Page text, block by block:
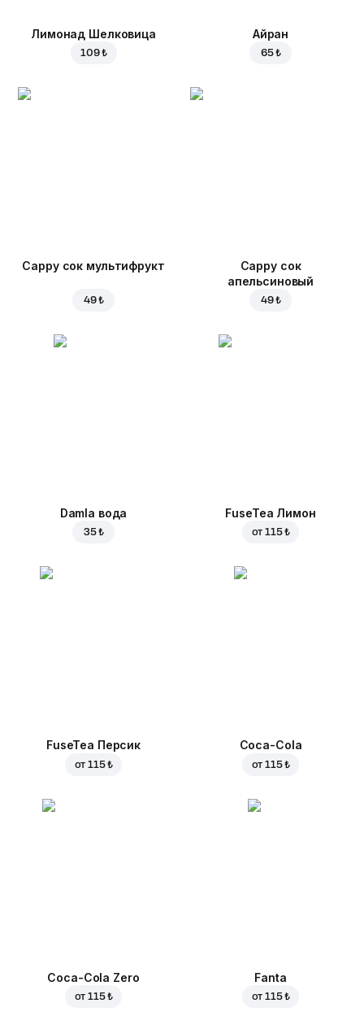
Лимонад Шелковица
109 ₺
Айран
65 ₺
Cappy сок мультифрукт
49 ₺
Cappy сок
апельсиновый
49 ₺
Damla вода
35 ₺
FuseTea Лимон
от115 ₺
FuseTea Персик
от115 ₺
Coca-Cola
от115 ₺
Coca-Cola Zero
от115 ₺
Fanta
от115 ₺